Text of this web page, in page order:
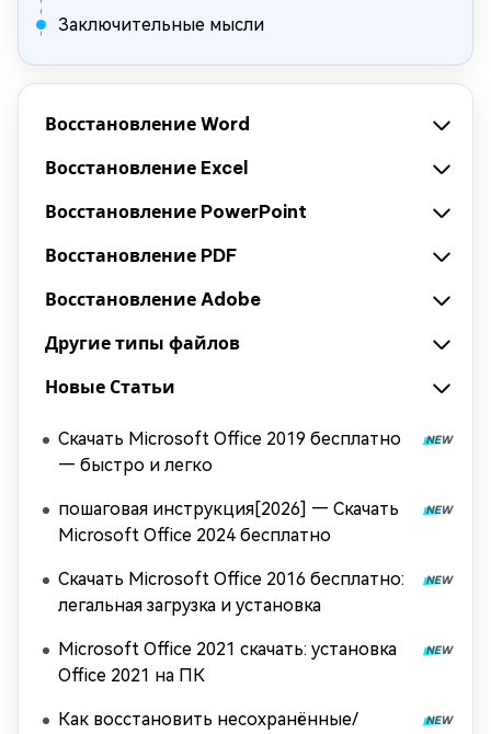
Заключительные мысли
Восстановление Word
Восстановление Excel
Восстановление PowerPoint
Восстановление PDF
Восстановление Adobe
Другие типы файлов
Новые Статьи
Скачать Microsoft Office 2019 бесплатно
— быстро и легко
пошаговая инструкция[2026] — Скачать
Microsoft Office 2024 бесплатно
Скачать Microsoft Office 2016 бесплатно:
легальная загрузка и установка
Microsoft Office 2021 скачать: установка
Office 2021 на ПК
Как восстановить несохранённые/